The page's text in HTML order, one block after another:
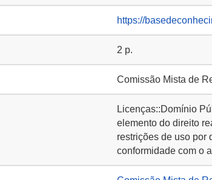
https://
2 p.
Comissão Mista de
Licenças::Domínio
elemento do direito
restrições de uso por
conformidade com o